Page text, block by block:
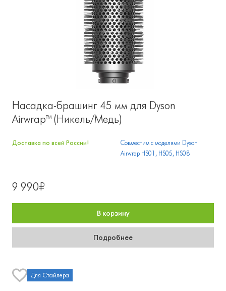
Насадка-брашинг 45 мм для Dyson
Airwrap™ (Никель/Медь)
Доставка по всей России!
Совместим с моделями Dyson
Airwrap HS01, HS05, HS08
9 990₽
В корзину
Подробнее
Для Стайлера